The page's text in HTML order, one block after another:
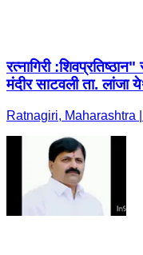
रत्नागिरी
मंदीर साटवली ता. लांजा
Ratnagiri, Maharashtra